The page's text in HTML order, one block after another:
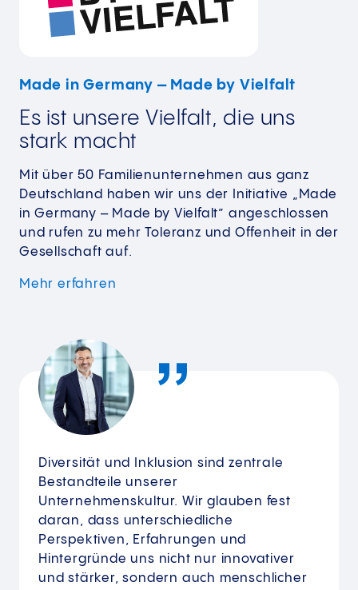
Made in Germany – Made by Vielfalt
Es ist unsere Vielfalt, die uns
stark macht
Mit über 50 Familienunternehmen aus ganz
Deutschland haben wir uns der Initiative „Made
in Germany – Made by Vielfalt” angeschlossen
und rufen zu mehr Toleranz und Offenheit in der
Gesellschaft auf.
Mehr erfahren
Diversität und Inklusion sind zentrale
Bestandteile unserer
Unternehmenskultur. Wir glauben fest
daran, dass unterschiedliche
Perspektiven, Erfahrungen und
Hintergründe uns nicht nur innovativer
und stärker, sondern auch menschlicher